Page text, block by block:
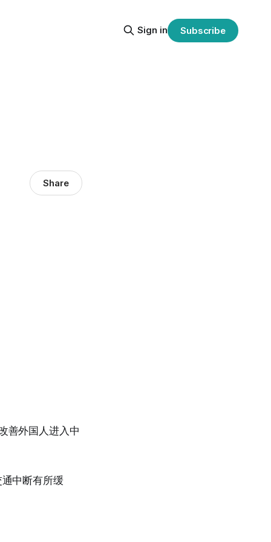
Sign in Subscribe
Share
善外国人进入中
中断有所缓